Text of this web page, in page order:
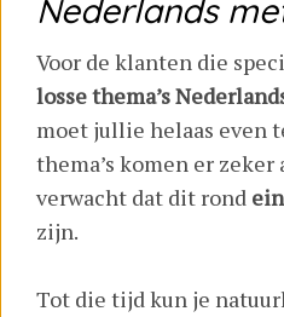
Nederlands
Voor de klanten die
losse thema’s
moet jullie helaas even
thema’s komen er zeker
verwacht dat dit rond
zijn.
Tot die tijd kun je